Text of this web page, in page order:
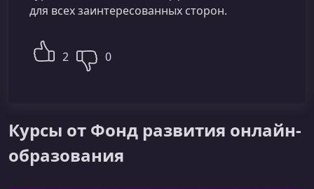
для всех заинтересованных сторон.
2 0
Курсы от Фонд развития онлайн-
образования